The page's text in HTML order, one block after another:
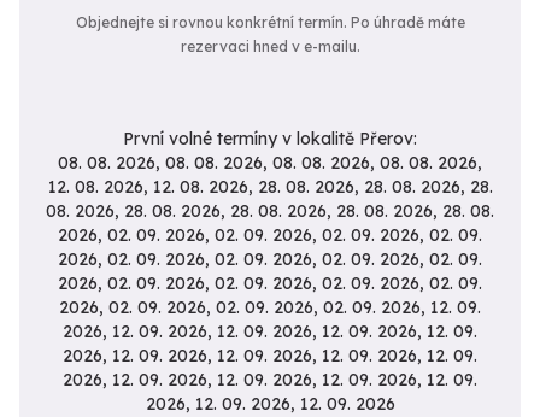
Objednejte si rovnou konkrétní termín. Po úhradě máte
rezervaci hned v e-mailu.
První volné termíny v lokalitě Přerov:
08. 08. 2026, 08. 08. 2026, 08. 08. 2026, 08. 08. 2026,
12. 08. 2026, 12. 08. 2026, 28. 08. 2026, 28. 08. 2026, 28.
08. 2026, 28. 08. 2026, 28. 08. 2026, 28. 08. 2026, 28. 08.
2026, 02. 09. 2026, 02. 09. 2026, 02. 09. 2026, 02. 09.
2026, 02. 09. 2026, 02. 09. 2026, 02. 09. 2026, 02. 09.
2026, 02. 09. 2026, 02. 09. 2026, 02. 09. 2026, 02. 09.
2026, 02. 09. 2026, 02. 09. 2026, 02. 09. 2026, 12. 09.
2026, 12. 09. 2026, 12. 09. 2026, 12. 09. 2026, 12. 09.
2026, 12. 09. 2026, 12. 09. 2026, 12. 09. 2026, 12. 09.
2026, 12. 09. 2026, 12. 09. 2026, 12. 09. 2026, 12. 09.
2026, 12. 09. 2026, 12. 09. 2026